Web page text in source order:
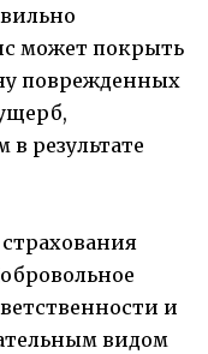
может покрыть
поврежденных
результате
и
видом